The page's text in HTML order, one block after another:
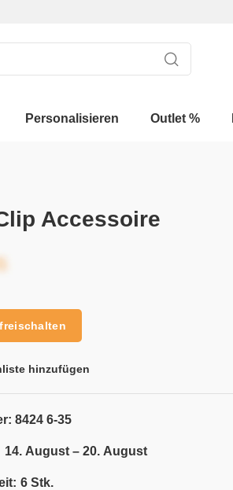
Personalisieren Outlet %
Accessoire
hinzufügen
8424 6-35
14. August – 20. August
6 Stk.